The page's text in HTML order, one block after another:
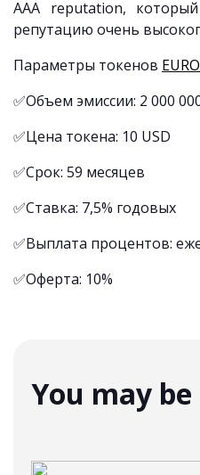
AAA reputation,
репутацию очень
Параметры токенов
✅Объем эмиссии: 2 000
✅Цена токена: 10 USD
✅Срок: 59 месяцев
✅Ставка: 7,5% годовых
✅Выплата процентов:
✅Оферта: 10%
You may